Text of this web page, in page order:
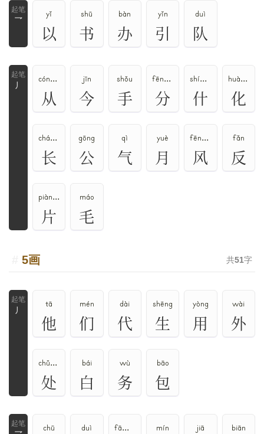
乛
yǐ
以
shū
书
bàn
办
yǐn
引
duì
队
丿
cóng、zòng
从
jīn
今
shǒu
手
fēn、fèn
分
shí、shén
什
huà、huā
化
cháng、zhǎng
长
gōng
公
qì
气
yuè
月
fēng、fěng
风
fǎn
反
piàn、piān
片
máo
毛
5画 共51字
丿
tā
他
mén
们
dài
代
shēng
生
yòng
用
wài
外
chǔ、chù
处
bái
白
wù
务
bāo
包
chū duì fā、fà mín jiā biān